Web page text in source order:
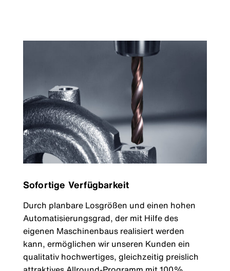
Sofortige Verfügbarkeit
Durch planbare Losgrößen und einen hohen
Automatisierungsgrad, der mit Hilfe des
eigenen Maschinenbaus realisiert werden
kann, ermöglichen wir unseren Kunden ein
qualitativ hochwertiges, gleichzeitig preislich